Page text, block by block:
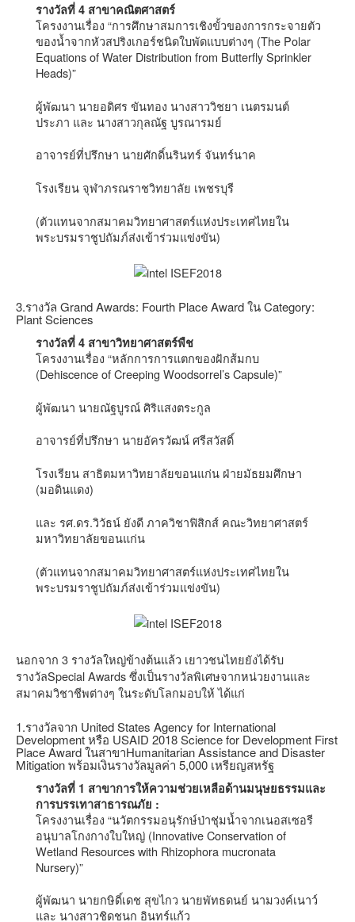
รางวัลที่ 4 สาขาคณิตศาสตร์
โครงงานเรื่อง “การศึกษาสมการเชิงขั้วของการกระจายตัว
ของน้ำจากหัวสปริงเกอร์ชนิดใบพัดแบบต่างๆ (The Polar
Equations of Water Distribution from Butterfly Sprinkler
Heads)”
ผู้พัฒนา นายอดิศร ขันทอง นางสาววิชยา เนตรมนต์
ประภา และ นางสาวกุลณัฐ บูรณารมย์
อาจารย์ที่ปรึกษา นายศักดิ์นรินทร์ จันทร์นาค
โรงเรียน จุฬาภรณราชวิทยาลัย เพชรบุรี
(ตัวแทนจากสมาคมวิทยาศาสตร์แห่งประเทศไทยใน
พระบรมราชูปถัมภ์ส่งเข้าร่วมแข่งขัน)
3.รางวัล Grand Awards: Fourth Place Award ใน Category:
Plant Sciences
รางวัลที่ 4 สาขาวิทยาศาสตร์พืช
โครงงานเรื่อง “หลักการการแตกของฝักส้มกบ
(Dehiscence of Creeping Woodsorrel’s Capsule)”
ผู้พัฒนา นายณัฐบูรณ์ ศิริแสงตระกูล
อาจารย์ที่ปรึกษา นายอัครวัฒน์ ศรีสวัสดิ์
โรงเรียน สาธิตมหาวิทยาลัยขอนแก่น ฝ่ายมัธยมศึกษา
(มอดินแดง)
และ รศ.ดร.วิวัธน์ ยังดี ภาควิชาฟิสิกส์ คณะวิทยาศาสตร์
มหาวิทยาลัยขอนแก่น
(ตัวแทนจากสมาคมวิทยาศาสตร์แห่งประเทศไทยใน
พระบรมราชูปถัมภ์ส่งเข้าร่วมแข่งขัน)
นอกจาก 3 รางวัลใหญ่ข้างต้นแล้ว เยาวชนไทยยังได้รับ
รางวัลSpecial Awards ซึ่งเป็นรางวัลพิเศษจากหน่วยงานและ
สมาคมวิชาชีพต่างๆ ในระดับโลกมอบให้ ได้แก่
1.รางวัลจาก United States Agency for International
Development หรือ USAID 2018 Science for Development First
Place Award ในสาขาHumanitarian Assistance and Disaster
Mitigation พร้อมเงินรางวัลมูลค่า 5,000 เหรียญสหรัฐ
รางวัลที่ 1 สาขาการให้ความช่วยเหลือด้านมนุษยธรรมและ
การบรรเทาสาธารณภัย :
โครงงานเรื่อง “นวัตกรรมอนุรักษ์ป่าชุ่มน้ำจากเนอสเซอรี
อนุบาลโกงกางใบใหญ่ (Innovative Conservation of
Wetland Resources with Rhizophora mucronata
Nursery)”
ผู้พัฒนา นายกษิดิ์เดช สุขไกว นายพัทธดนย์ นามวงค์เนาว์
และ นางสาวชิดชนก อินทร์แก้ว